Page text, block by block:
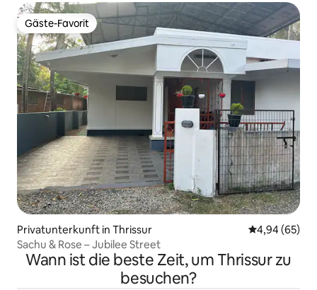
Gäste-Favorit
Gäste-Favorit
Privatunterkunft in Thrissur
4,94 (65)
Sachu & Rose – Jubilee Street
Wann ist die beste Zeit, um Thrissur zu
besuchen?